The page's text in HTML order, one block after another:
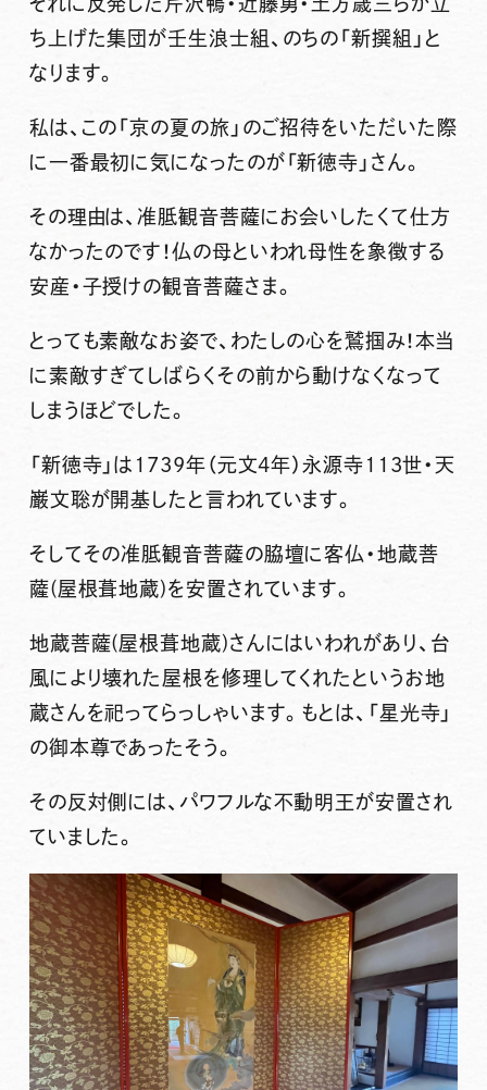
ち上げた集団が壬生浪士組、のちの「新撰組」 と
なります。
私は、この「京の夏の旅」のご招待をいただいた際
に一番最初に気になったのが「新徳寺」さん。
その理由は、 准胝観音菩薩にお会いしたくて仕方
なかったのです！仏の母といわれ母性を象徴する
安産・子授けの観音菩薩さま。
とっても素敵なお姿で、わたしの心を鷲掴み！本当
に素敵すぎてしばらくその前から動けなくなって
しまうほどでした。
「新徳寺」は1739年（元文4年）永源寺113世・天
巌文聡が開基したと言われています。
そしてその准胝観音菩薩の脇壇に客仏・地蔵菩
薩(屋根葺地蔵)を安置されています。
地蔵菩薩(屋根葺地蔵)さんにはいわれがあり、台
風により壊れた屋根を修理してくれたというお地
蔵さんを祀ってらっしゃいます。もとは、「星光寺」
の御本尊であったそう。
その反対側には、パワフルな不動明王が安置され
ていました。